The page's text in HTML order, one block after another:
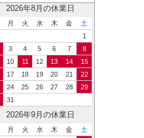
2026年8月の休業日
月 火 水 木 金
土
1
3 4 5 6 7
8
10 11 12 13 14
15
17 18 19 20 21
22
24 25 26 27 28
29
31
2026年9月の休業日
月 火 水 木 金
土